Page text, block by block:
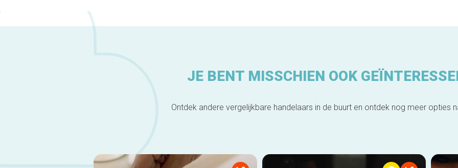
JE BENT MISSCHIEN OOK
Ontdek andere vergelijkbare handelaars in de buurt en ontdek nog meer opties